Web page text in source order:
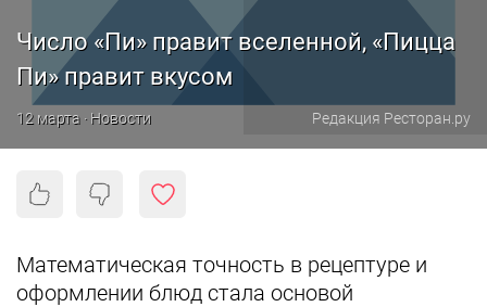
Число «Пи» правит вселенной, «Пицца
Пи» правит вкусом
12 марта · Новости Редакция Ресторан.ру
Математическая точность в рецептуре и
оформлении блюд стала основой